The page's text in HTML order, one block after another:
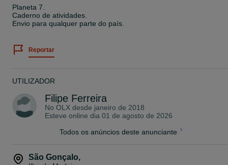
Planeta 7.
Caderno de atividades.
Envio para qualquer parte do país.
Reportar
UTILIZADOR
Filipe Ferreira
No OLX desde janeiro de 2018
Esteve online dia 01 de agosto de 2026
Todos os anúncios deste anunciante
São Gonçalo,